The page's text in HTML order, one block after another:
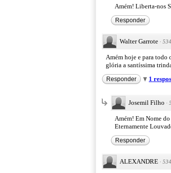
Amém! Liberta-nos
Responder
Walter Garrote ·
Amém hoje e para todo
glória a santíssima
Responder 1
Josemil Filho ·
Amém! Em Nome
Eternamente
Responder
ALEXANDRE ·